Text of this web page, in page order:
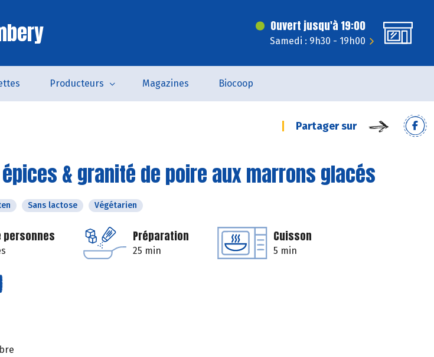
Ouvert jusqu'à 19:00
Samedi : 9h30 - 19h00
Producteurs Magazines Biocoop
Partager sur
& granité de poire aux marrons glacés
Sans lactose Végétarien
personnes Préparation
25 min
Cuisson
5 min